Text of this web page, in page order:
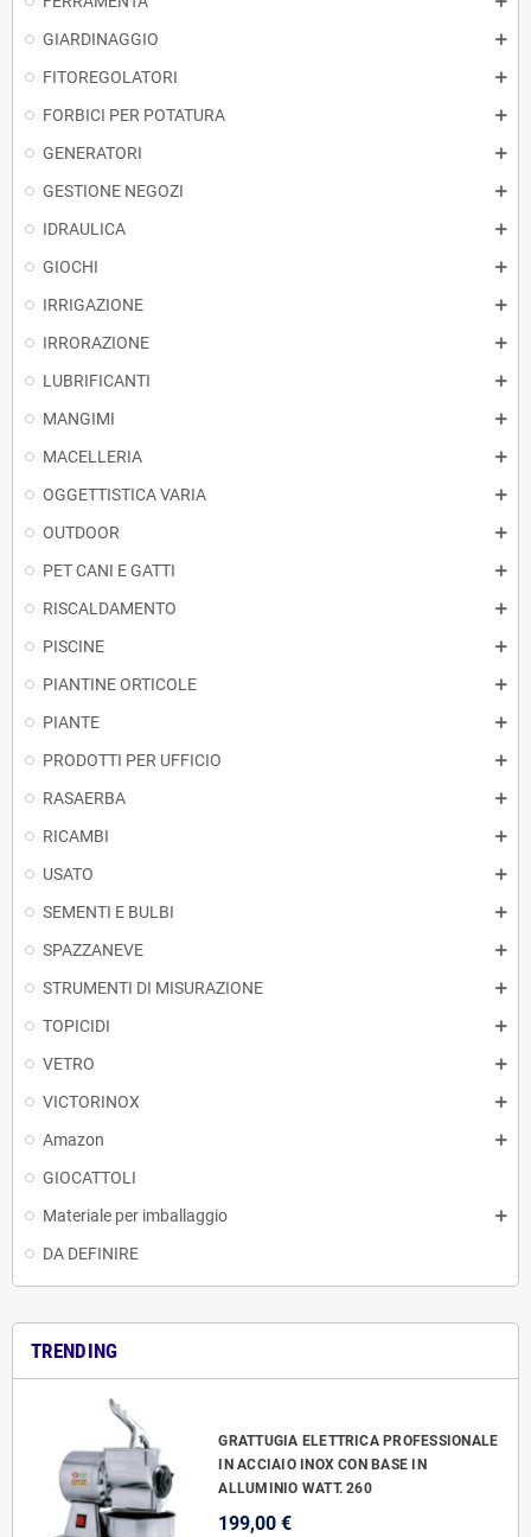
GIARDINAGGIO
FITOREGOLATORI
FORBICI PER POTATURA
GENERATORI
GESTIONE NEGOZI
IDRAULICA
GIOCHI
IRRIGAZIONE
IRRORAZIONE
LUBRIFICANTI
MANGIMI
MACELLERIA
OGGETTISTICA VARIA
OUTDOOR
PET CANI E GATTI
RISCALDAMENTO
PISCINE
PIANTINE ORTICOLE
PIANTE
PRODOTTI PER UFFICIO
RASAERBA
RICAMBI
USATO
SEMENTI E BULBI
SPAZZANEVE
STRUMENTI DI MISURAZIONE
TOPICIDI
VETRO
VICTORINOX
Amazon
GIOCATTOLI
Materiale per imballaggio
DA DEFINIRE
TRENDING
GRATTUGIA ELETTRICA PROFESSIONALE
IN ACCIAIO INOX CON BASE IN
ALLUMINIO WATT. 260
199,00 €